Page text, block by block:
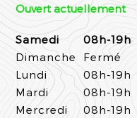
Ouvert actuellement
Samedi
08h-19h
Dimanche
Fermé
Lundi
08h-19h
Mardi
08h-19h
Mercredi
08h-19h